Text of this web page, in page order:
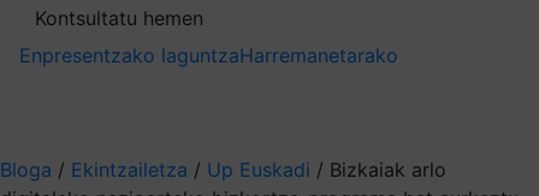
Kontsultatu hemen
Enpresentzako laguntzaHarremanetarako
Bloga / Ekintzailetza / Up Euskadi / Bizkaiak arlo